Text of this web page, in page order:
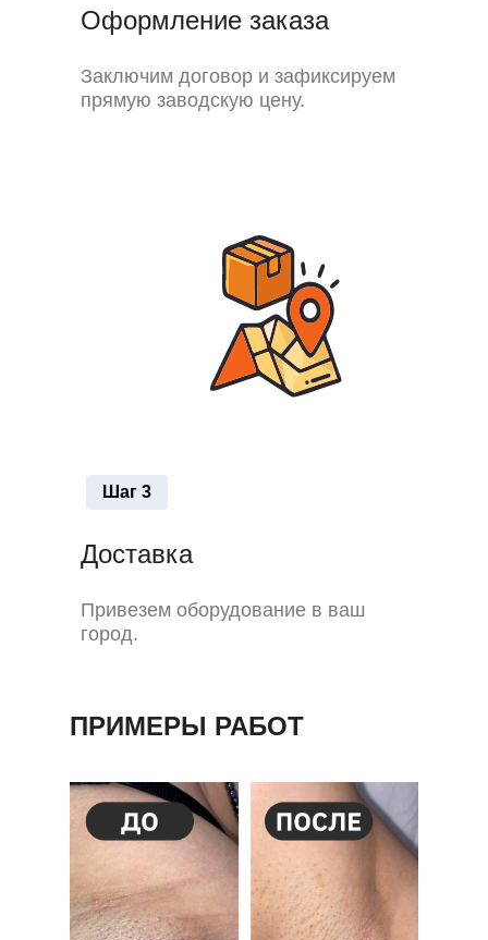
Шаг 3
Привезем оборудование в ваш
город.
Доставка
Заключим договор и зафиксируем
прямую заводскую цену.
Оформление заказа
ПРИМЕРЫ РАБОТ